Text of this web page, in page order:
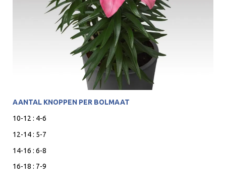
AANTAL KNOPPEN PER BOLMAAT
10-12 : 4-6
12-14 : 5-7
14-16 : 6-8
16-18 : 7-9